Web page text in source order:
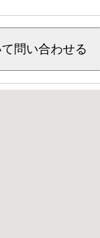
問い合わせる